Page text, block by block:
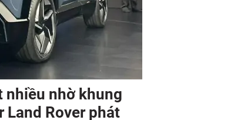
nhiều nhờ khung
Land Rover phát